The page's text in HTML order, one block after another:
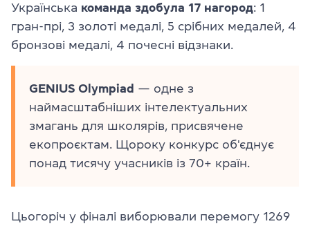
Українська команда здобула 17 нагород: 1
гран-прі, 3 золоті медалі, 5 срібних медалей, 4
бронзові медалі, 4 почесні відзнаки.
GENIUS Olympiad — одне з
наймасштабніших інтелектуальних
змагань для школярів, присвячене
екопроєктам. Щороку конкурс об'єднує
понад тисячу учасників із 70+ країн.
Цьогоріч у фіналі виборювали перемогу 1269